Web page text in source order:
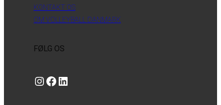
KONTAKT OS
OM VOLLEYBALL DANMARK
FØLG OS
Instagram https://www.facebook.com/danishbeachvolleytour LinkedIn